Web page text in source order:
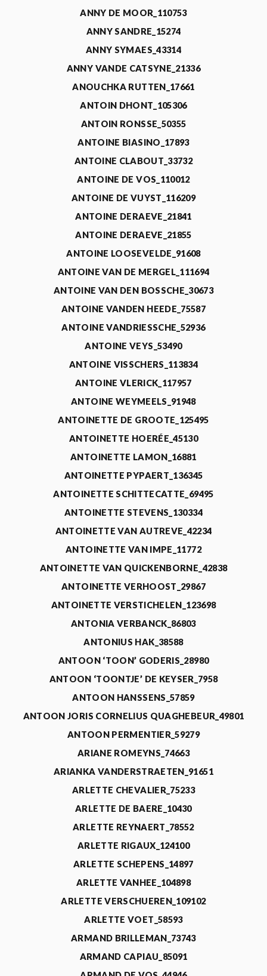
ANNY DE MOOR_110753
ANNY SANDRE_15274
ANNY SYMAES_43314
ANNY VANDE CATSYNE_21336
ANOUCHKA RUTTEN_17661
ANTOIN DHONT_105306
ANTOIN RONSSE_50355
ANTOINE BIASINO_17893
ANTOINE CLABOUT_33732
ANTOINE DE VOS_110012
ANTOINE DE VUYST_116209
ANTOINE DERAEVE_21841
ANTOINE DERAEVE_21855
ANTOINE LOOSEVELDE_91608
ANTOINE VAN DE MERGEL_111694
ANTOINE VAN DEN BOSSCHE_30673
ANTOINE VANDEN HEEDE_75587
ANTOINE VANDRIESSCHE_52936
ANTOINE VEYS_53490
ANTOINE VISSCHERS_113834
ANTOINE VLERICK_117957
ANTOINE WEYMEELS_91948
ANTOINETTE DE GROOTE_125495
ANTOINETTE HOERÉE_45130
ANTOINETTE LAMON_16881
ANTOINETTE PYPAERT_136345
ANTOINETTE SCHITTECATTE_69495
ANTOINETTE STEVENS_130334
ANTOINETTE VAN AUTREVE_42234
ANTOINETTE VAN IMPE_11772
ANTOINETTE VAN QUICKENBORNE_42838
ANTOINETTE VERHOOST_29867
ANTOINETTE VERSTICHELEN_123698
ANTONIA VERBANCK_86803
ANTONIUS HAK_38588
ANTOON ‘TOON’ GODERIS_28980
ANTOON ‘TOONTJE’ DE KEYSER_7958
ANTOON HANSSENS_57859
ANTOON JORIS CORNELIUS QUAGHEBEUR_49801
ANTOON PERMENTIER_59279
ARIANE ROMEYNS_74663
ARIANKA VANDERSTRAETEN_91651
ARLETTE CHEVALIER_75233
ARLETTE DE BAERE_10430
ARLETTE REYNAERT_78552
ARLETTE RIGAUX_124100
ARLETTE SCHEPENS_14897
ARLETTE VANHEE_104898
ARLETTE VERSCHUEREN_109102
ARLETTE VOET_58593
ARMAND BRILLEMAN_73743
ARMAND CAPIAU_85091